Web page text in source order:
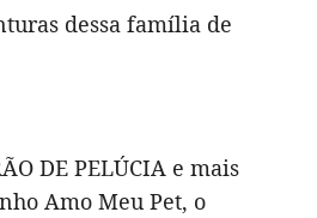
dessa família de
DE PELÚCIA e mais
Amo Meu Pet, o